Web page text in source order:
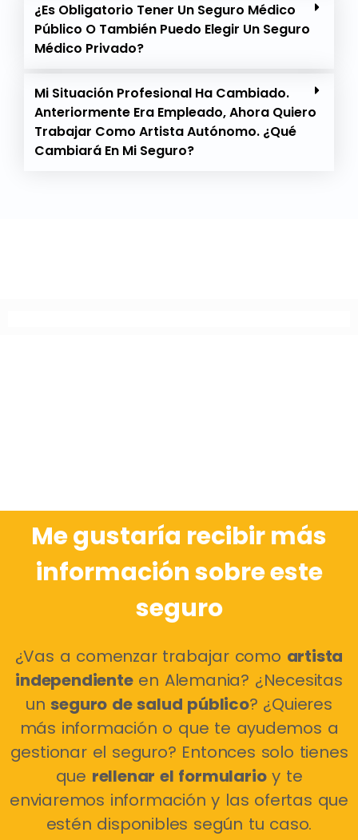
¿Es Obligatorio Tener Un Seguro Médico
Público O También Puedo Elegir Un Seguro
Médico Privado?
Mi Situación Profesional Ha Cambiado.
Anteriormente Era Empleado, Ahora Quiero
Trabajar Como Artista Autónomo. ¿Qué
Cambiará En Mi Seguro?
Me gustaría recibir más
información sobre este
seguro
¿Vas a comenzar trabajar como artista
independienteen Alemania? ¿Necesitas
unseguro de salud público? ¿Quieres
más información o que te ayudemos a
gestionar el seguro? Entonces solo tienes
que rellenar el formularioy te
enviaremos información y las ofertas que
estén disponibles según tu caso.